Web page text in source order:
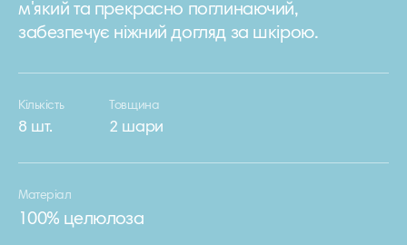
м'який та прекрасно поглинаючий,
забезпечує ніжний догляд за шкірою.
Кількість
8 шт.
Товщина
2 шари
Матеріал
100% целюлоза